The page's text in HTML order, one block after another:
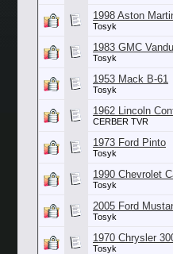
1998 Aston
Tosyk
1983 GMC
Tosyk
1953 Mack B-61
Tosyk
1962 Lincoln
CERBER TVR
1973 Ford Pinto
Tosyk
1990 Chevrolet
Tosyk
2005 Ford
Tosyk
1970 Chrysler
Tosyk